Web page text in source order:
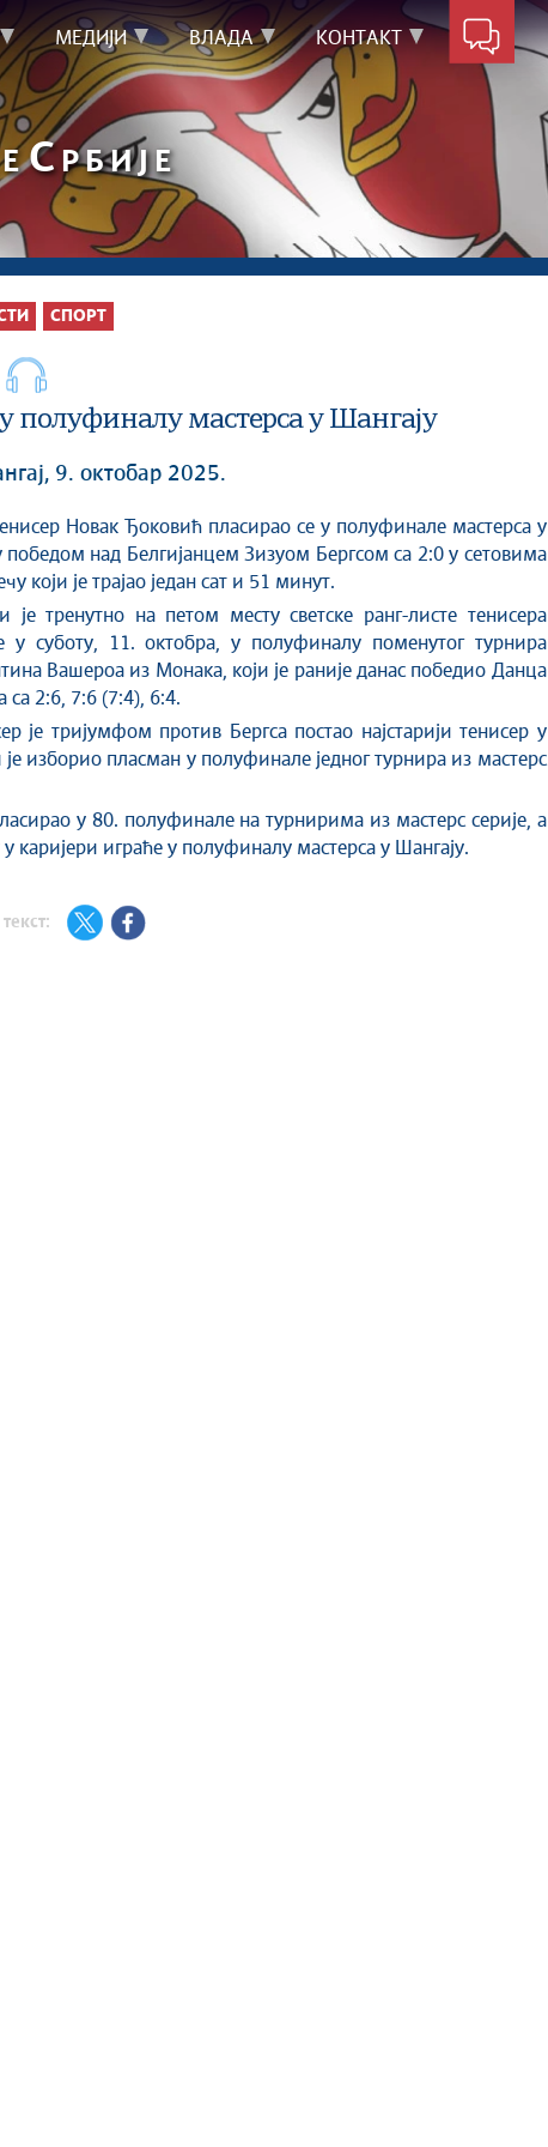
МЕДИЈИ ВЛАДА КОНТАКТ
С РБИЈЕ
СПОРТ
полуфиналу мастерса у Шангају
9. октобар 2025.
победом над Белгијанцем Зизуом Бергсом са 2:0 у сетовима
који је трајао један сат и 51 минут.
је тренутно на петом месту светске ранг-листе тенисера
у суботу, 11. октобра, у полуфиналу поменутог турнира
Вашероа из Монака, који је раније данас победио Данца
са 2:6, 7:6 (7:4), 6:4.
је тријумфом против Бергса постао најстарији тенисер у
је изборио пласман у полуфинале једног турнира из мастерс
у 80. полуфинале на турнирима из мастерс серије, а
у каријери играће у полуфиналу мастерса у Шангају.